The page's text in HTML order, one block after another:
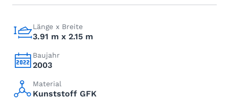
Länge x Breite
3.91 m x 2.15 m
Baujahr
2003
Material
Kunststoff GFK